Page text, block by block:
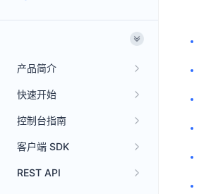
产品简介
快速开始
控制台指南
客户端 SDK
REST API